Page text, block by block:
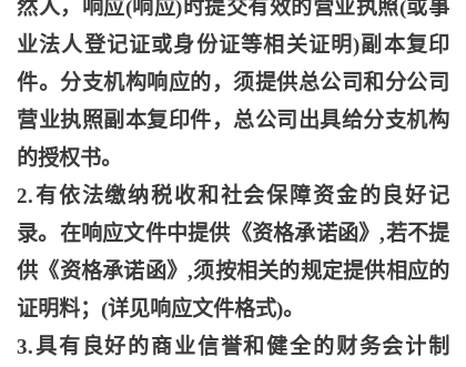
然人，响应(响应)时提交有效的营业执照(或事
业法人登记证或身份证等相关证明)副本复印
件。分支机构响应的，须提供总公司和分公司
营业执照副本复印件，总公司出具给分支机构
的授权书。
2.有依法缴纳税收和社会保障资金的良好记
录。在响应文件中提供《资格承诺函》,若不提
供《资格承诺函》,须按相关的规定提供相应的
证明料；(详见响应文件格式)。
3.具有良好的商业信誉和健全的财务会计制